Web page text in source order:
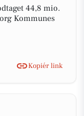
44,8 mio.
Kommunes
Kopiér link